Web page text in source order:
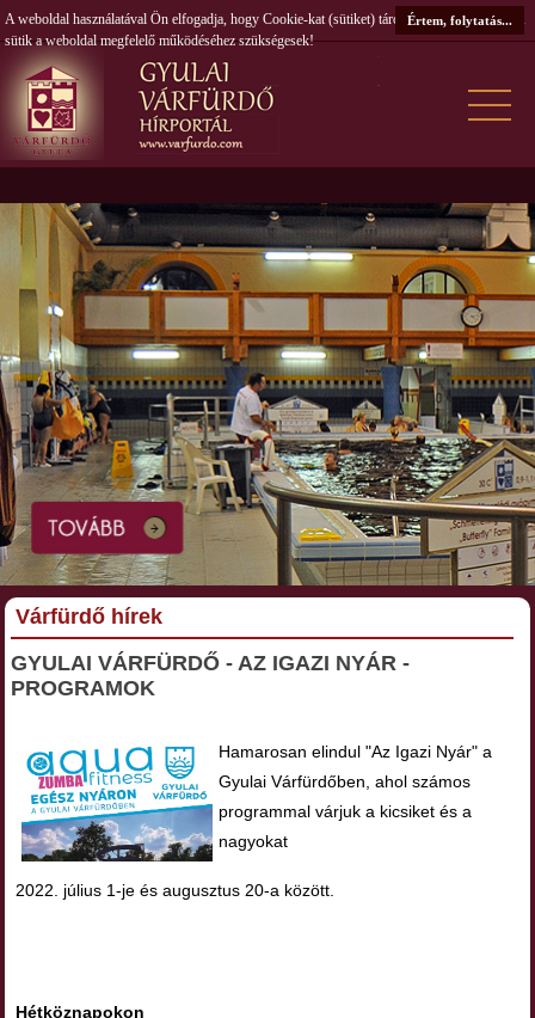
A weboldal használatával Ön elfogadja, hogy Cookie-kat (sütiket) tároljunk számítógépén. A
sütik a weboldal megfelelő működéséhez szükségesek!
Értem, folytatás...
Várfürdő hírek
GYULAI VÁRFÜRDŐ - AZ IGAZI NYÁR -
PROGRAMOK
Hamarosan elindul "Az Igazi Nyár" a
Gyulai Várfürdőben, ahol számos
programmal várjuk a kicsiket és a
nagyokat
2022. július 1-je és augusztus 20-a között.
Hétköznapokon